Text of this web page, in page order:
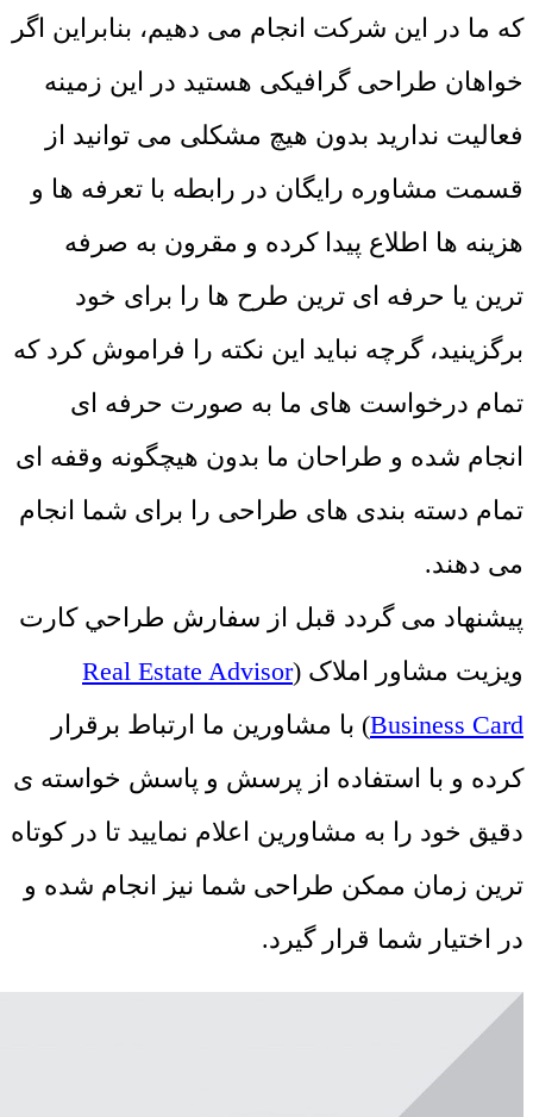
که ما در این شرکت انجام می دهیم، بنابراین اگر
خواهان طراحی گرافیکی هستید در این زمینه
فعالیت ندارید بدون هیچ مشکلی می توانید از
قسمت مشاوره رایگان در رابطه با تعرفه ها و
هزینه ها اطلاع پیدا کرده و مقرون به صرفه
ترین یا حرفه ای ترین طرح ها را برای خود
برگزینید، گرچه نباید این نکته را فراموش کرد که
تمام درخواست های ما به صورت حرفه ای
انجام شده و طراحان ما بدون هیچگونه وقفه ای
تمام دسته بندی های طراحی را برای شما انجام
می دهند.
پیشنهاد می گردد قبل از سفارش طراحي کارت
ويزيت مشاور املاک (Real Estate Advisor
Business Card) با مشاورین ما ارتباط برقرار
کرده و با استفاده از پرسش و پاسش خواسته ی
دقیق خود را به مشاورین اعلام نمایید تا در کوتاه
ترین زمان ممکن طراحی شما نیز انجام شده و
در اختیار شما قرار گیرد.